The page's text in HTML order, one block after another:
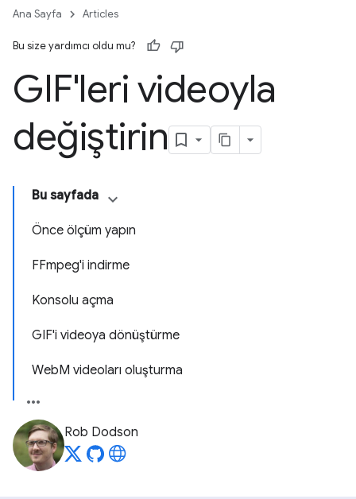
Ana Sayfa Articles
Bu size yardımcı oldu mu?
GIF'leri videoyla
değiştirin
Bu sayfada
Önce ölçüm yapın
FFmpeg'i indirme
Konsolu açma
GIF'i videoya dönüştürme
WebM videoları oluşturma
Rob Dodson